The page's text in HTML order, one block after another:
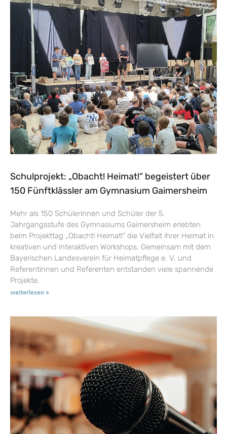
Schulprojekt: „Obacht! Heimat!“ begeistert über
150 Fünftklässler am Gymnasium Gaimersheim
Mehr als 150 Schülerinnen und Schüler der 5.
Jahrgangsstufe des Gymnasiums Gaimersheim erlebten
beim Projekttag „Obacht! Heimat!“ die Vielfalt ihrer Heimat in
kreativen und interaktiven Workshops. Gemeinsam mit dem
Bayerischen Landesverein für Heimatpflege e. V. und
Referentinnen und Referenten entstanden viele spannende
Projekte.
weiterlesen »